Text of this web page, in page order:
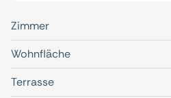
Zimmer
Wohnfläche
Terrasse